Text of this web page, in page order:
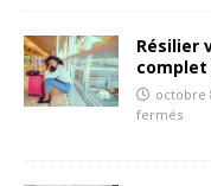
Résilier
complet
octobre
fermés